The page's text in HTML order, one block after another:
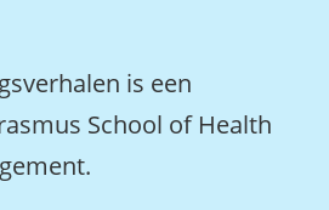
is een
School of Health